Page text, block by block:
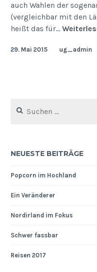
auch Wahlen der
(vergleichbar mit den
heißt das für…
29. Mai 2015 ug_admin
nach:
NEUESTE BEITRÄGE
Popcorn im Hochland
Ein Veränderer
Nordirland im Fokus
Schwer fassbar
Reisen 2017